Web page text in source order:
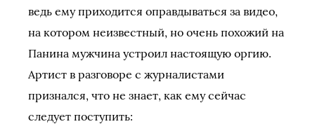
ведь ему приходится оправдываться за видео,
на котором неизвестный, но очень похожий на
Панина мужчина устроил настоящую оргию.
Артист в разговоре с журналистами
признался, что не знает, как ему сейчас
следует поступить: